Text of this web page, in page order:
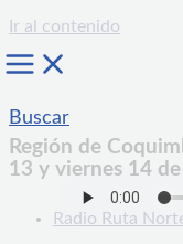
Ir al contenido
Buscar
Región de
13 y viernes 14
Radio Ruta